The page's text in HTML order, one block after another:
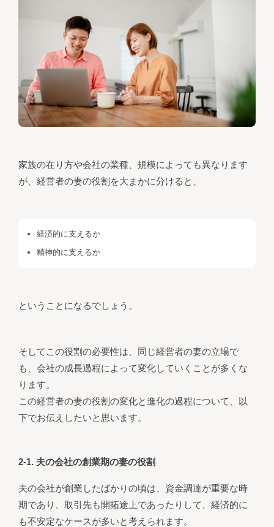
家族の在り方や会社の業種、規模によっても異なります
が、経営者の妻の役割を大まかに分けると、
経済的に支えるか
精神的に支えるか
ということになるでしょう。
そしてこの役割の必要性は、同じ経営者の妻の立場で
も、会社の成長過程によって変化していくことが多くな
ります。
この経営者の妻の役割の変化と進化の過程について、以
下でお伝えしたいと思います。
2-1. 夫の会社の創業期の妻の役割
夫の会社が創業したばかりの頃は、資金調達が重要な時
期であり、取引先も開拓途上であったりして、経済的に
も不安定なケースが多いと考えられます。